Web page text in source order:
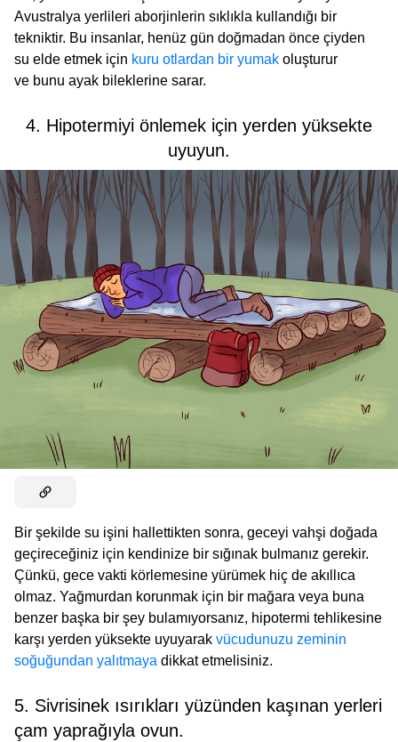
Avustralya yerlileri aborjinlerin sıklıkla kullandığı bir
tekniktir. Bu insanlar, henüz gün doğmadan önce çiyden
su elde etmek için kuru otlardan bir yumak oluşturur
ve bunu ayak bileklerine sarar.
4. Hipotermiyi önlemek için yerden yüksekte
uyuyun.
Bir şekilde su işini hallettikten sonra, geceyi vahşi doğada
geçireceğiniz için kendinize bir sığınak bulmanız gerekir.
Çünkü, gece vakti körlemesine yürümek hiç de akıllıca
olmaz. Yağmurdan korunmak için bir mağara veya buna
benzer başka bir şey bulamıyorsanız, hipotermi tehlikesine
karşı yerden yüksekte uyuyarak vücudunuzu zeminin
soğuğundan yalıtmaya dikkat etmelisiniz.
5. Sivrisinek ısırıkları yüzünden kaşınan yerleri
çam yaprağıyla ovun.